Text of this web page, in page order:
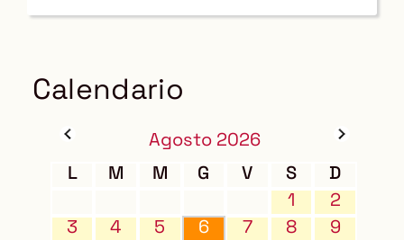
Calendario
Agosto 2026
L
M M G V S
D
1
2
3
4 5 6 7 8
9